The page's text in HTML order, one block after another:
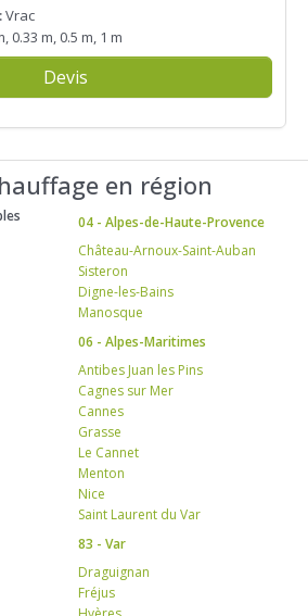
Vrac
0.33 m, 0.5 m, 1 m
Devis
en région
04 - Alpes-de-Haute-Provence
Château-Arnoux-Saint-Auban
Sisteron
Digne-les-Bains
Manosque
06 - Alpes-Maritimes
Antibes Juan les Pins
Cagnes sur Mer
Cannes
Grasse
Le Cannet
Menton
Nice
Saint Laurent du Var
83 - Var
Draguignan
Fréjus